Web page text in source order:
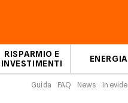
RISPARMIO E
INVESTIMENTI
ENERGIA
Guida FAQ News In